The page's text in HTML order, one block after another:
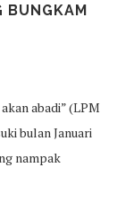
BUNGKAM
abadi” (LPM
bulan Januari
nampak